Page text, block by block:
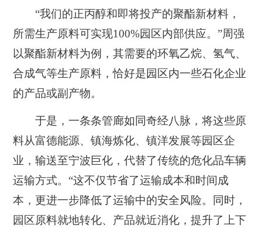
“我们的正丙醇和即将投产的聚酯新材料，
所需生产原料可实现100%园区内部供应。”周强
以聚酯新材料为例，其需要的环氧乙烷、氢气、
合成气等生产原料，恰好是园区内一些石化企业
的产品或副产物。
于是，一条条管廊如同奇经八脉，将这些原
料从富德能源、镇海炼化、镇洋发展等园区企
业，输送至宁波巨化，代替了传统的危化品车辆
运输方式。“这不仅节省了运输成本和时间成
本，更进一步降低了运输中的安全风险。同时，
园区原料就地转化、产品就近消化，提升了上下